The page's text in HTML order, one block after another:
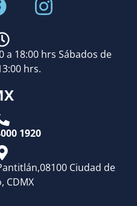
a 18:00 hrs Sábados de
hrs.
1920
Ciudad de
CDMX